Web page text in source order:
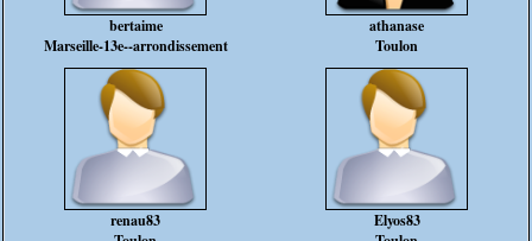
bertaime
Marseille-13e--arrondissement
athanase
Toulon
renau83
Elyos83